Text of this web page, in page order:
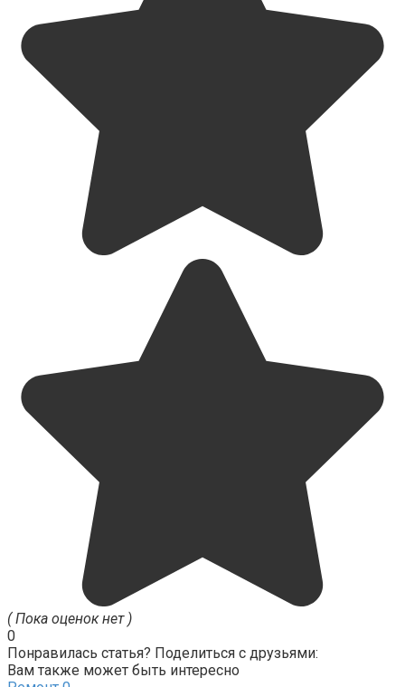
( Пока оценок нет )
0
Понравилась статья? Поделиться с друзьями:
Вам также может быть интересно